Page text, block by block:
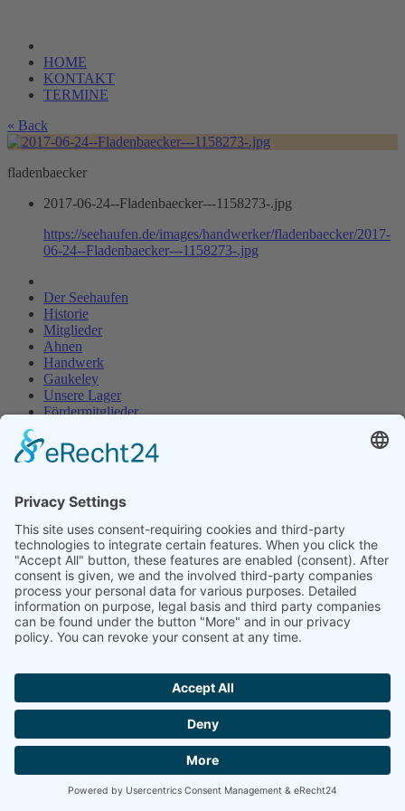
HOME
KONTAKT
TERMINE
« Back
fladenbaecker
2017-06-24--Fladenbaecker---1158273-.jpg
https://seehaufen.de/images/handwerker/fladenbaecker/2017-
06-24--Fladenbaecker---1158273-.jpg
Der Seehaufen
Historie
Mitglieder
Ahnen
Handwerk
Gaukeley
Unsere Lager
Fördermitglieder
Termine
KONTAKT
IMPRESSUM
DATENSCHUTZ
Zum Seitenanfang